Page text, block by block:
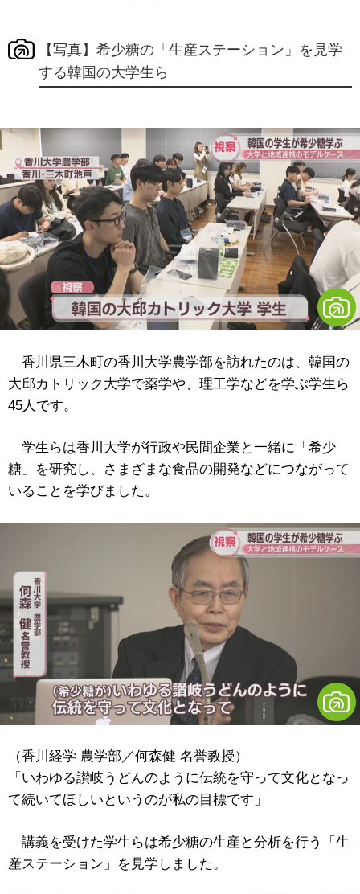
【写真】希少糖の「生産ステーション」を見学
する韓国の大学生ら
香川県三木町の香川大学農学部を訪れたのは、韓国の
大邱カトリック大学で薬学や、理工学などを学ぶ学生ら
45人です。
学生らは香川大学が行政や民間企業と一緒に「希少
糖」を研究し、さまざまな食品の開発などにつながって
いることを学びました。
（香川経学 農学部／何森健 名誉教授）
「いわゆる讃岐うどんのように伝統を守って文化となっ
て続いてほしいというのが私の目標です」
講義を受けた学生らは希少糖の生産と分析を行う「生
産ステーション」を見学しました。